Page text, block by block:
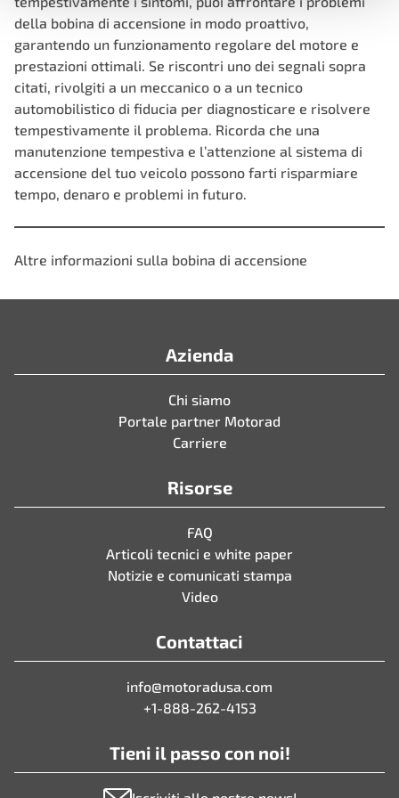
della bobina di accensione in modo proattivo,
garantendo un funzionamento regolare del motore e
prestazioni ottimali. Se riscontri uno dei segnali sopra
citati, rivolgiti a un meccanico o a un tecnico
automobilistico di fiducia per diagnosticare e risolvere
tempestivamente il problema. Ricorda che una
manutenzione tempestiva e l’attenzione al sistema di
accensione del tuo veicolo possono farti risparmiare
tempo, denaro e problemi in futuro.
Altre informazioni sulla bobina di accensione
Azienda
Chi siamo
Portale partner Motorad
Carriere
Risorse
FAQ
Articoli tecnici e white paper
Notizie e comunicati stampa
Video
Contattaci
info@motoradusa.com
+1-888-262-4153
Tieni il passo con noi!